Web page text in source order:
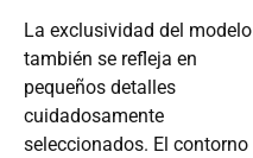
La exclusividad del modelo
también se refleja en
pequeños detalles
cuidadosamente
seleccionados. El contorno